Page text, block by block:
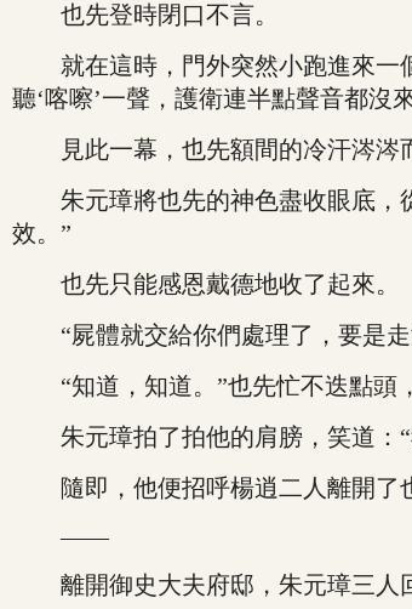
也先登時閉口不言。
就在這時，門外突然小跑進來一個
聽‘喀嚓’一聲，護衛連半點聲音都沒
見此一幕，也先額間的冷汗涔涔而
朱元璋將也先的神色盡收眼底，從
效。”
也先只能感恩戴德地收了起來。
“屍體就交給你們處理了，要是走
“知道，知道。”也先忙不迭點頭
朱元璋拍了拍他的肩膀，笑道：“
隨即，他便招呼楊逍二人離開了也
——
離開御史大夫府邸，朱元璋三人回